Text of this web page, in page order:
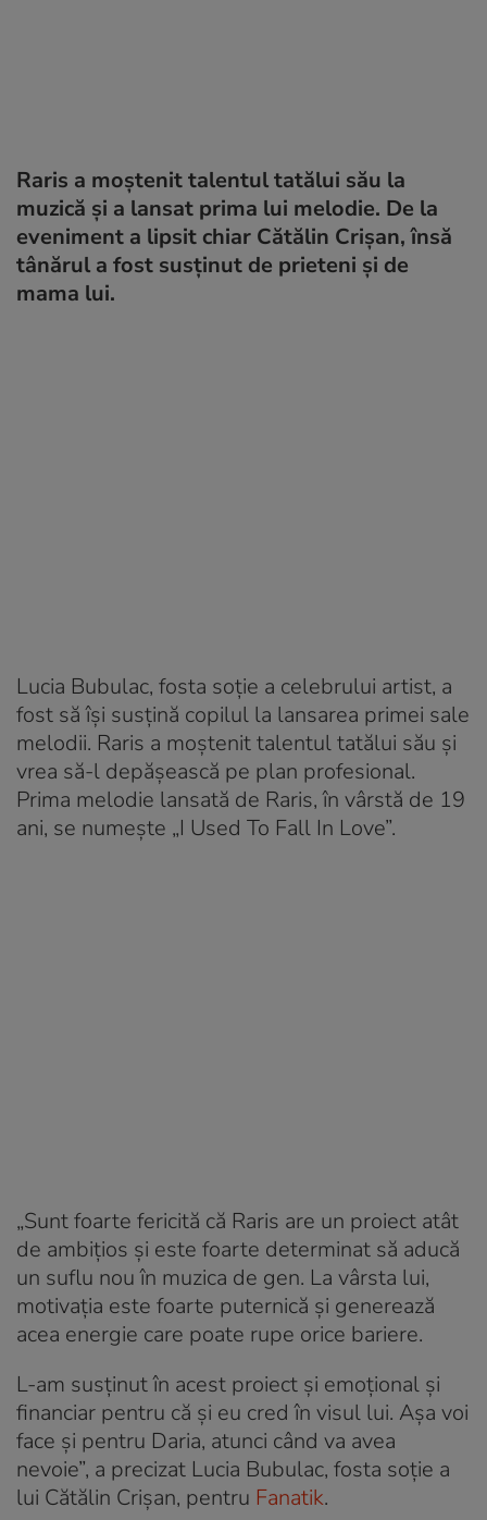
Raris a moștenit talentul tatălui său la
muzică și a lansat prima lui melodie. De la
eveniment a lipsit chiar Cătălin Crișan, însă
tânărul a fost susținut de prieteni și de
mama lui.
Lucia Bubulac, fosta soție a celebrului artist, a
fost să își susțină copilul la lansarea primei sale
melodii. Raris a moștenit talentul tatălui său și
vrea să-l depășească pe plan profesional.
Prima melodie lansată de Raris, în vârstă de 19
ani, se numește „I Used To Fall In Love”.
„Sunt foarte fericită că Raris are un proiect atât
de ambițios și este foarte determinat să aducă
un suflu nou în muzica de gen. La vârsta lui,
motivația este foarte puternică și generează
acea energie care poate rupe orice bariere.
L-am susținut în acest proiect și emoțional și
financiar pentru că și eu cred în visul lui. Așa voi
face și pentru Daria, atunci când va avea
nevoie”, a precizat Lucia Bubulac, fosta soție a
lui Cătălin Crișan, pentru Fanatik.